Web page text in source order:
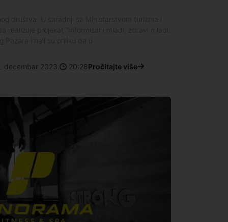
decembar 2023. 20:28Pročitajte više